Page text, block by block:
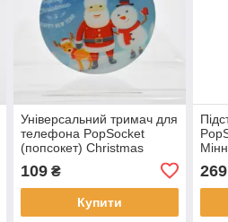
Універсальний тримач для
телефона PopSocket
(попсокет) Christmas
109₴
Купити
269